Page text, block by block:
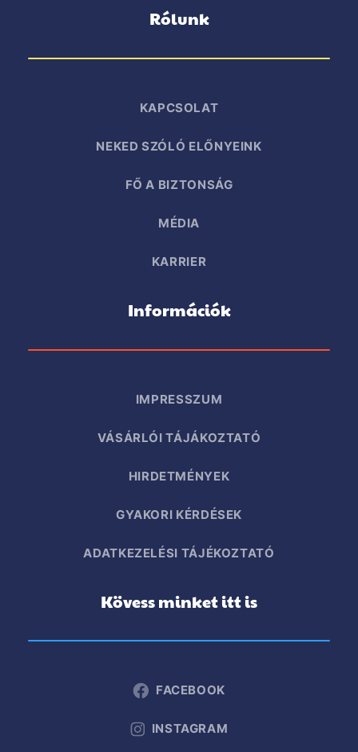
Rólunk
KAPCSOLAT
NEKED SZÓLÓ ELŐNYEINK
FŐ A BIZTONSÁG
MÉDIA
KARRIER
Információk
IMPRESSZUM
VÁSÁRLÓI TÁJÁKOZTATÓ
HIRDETMÉNYEK
GYAKORI KÉRDÉSEK
ADATKEZELÉSI TÁJÉKOZTATÓ
Kövess minket itt is
FACEBOOK
INSTAGRAM